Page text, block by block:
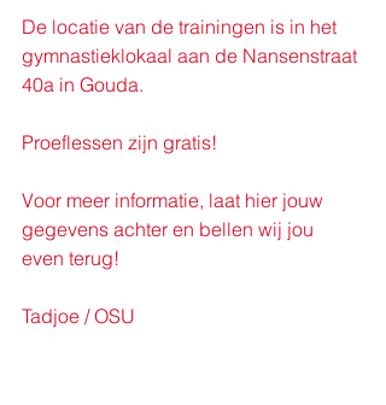
De locatie van de trainingen is in het
gymnastieklokaal aan de Nansenstraat
40a in Gouda.
Proeflessen zijn gratis!
Voor meer informatie, laat hier jouw
gegevens achter en bellen wij jou
even terug!
Tadjoe / OSU